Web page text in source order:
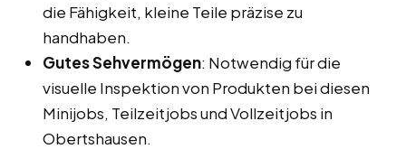
die Fähigkeit, kleine Teile präzise zu
handhaben.
Gutes Sehvermögen: Notwendig für die
visuelle Inspektion von Produkten bei diesen
Minijobs, Teilzeitjobs und Vollzeitjobs in
Obertshausen.